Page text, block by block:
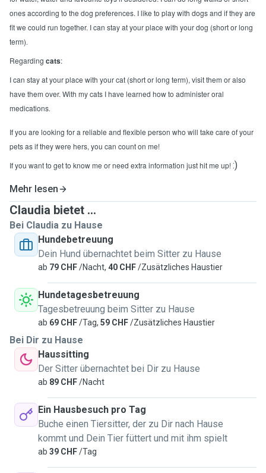
ones according to the dog preferences. I like to play with dogs and if they are
fit we could run together. I can stay at your place with your dog (short or long
term).
Regarding cats:
I can stay at your place with your cat (short or long term), visit them or also
have them over. With my cats I have learned how to administer oral
medications.
If you are looking for a reliable and flexible person who will take care of your
pets as if they were hers, you can count on me!
If you want to get to know me or need extra information just hit me up!:)
Mehr lesen
Claudia bietet ...
Bei Claudia zu Hause
Hundebetreuung
Dein Hund übernachtet beim Sitter zu Hause
ab 79 CHF/Nacht, 40 CHF/Zusätzliches Haustier
Hundetagesbetreuung
Tagesbetreuung beim Sitter zu Hause
ab 69 CHF/Tag, 59 CHF/Zusätzliches Haustier
Bei Dir zu Hause
Haussitting
Der Sitter übernachtet bei Dir zu Hause
ab 89 CHF/Nacht
Ein Hausbesuch pro Tag
Buche einen Tiersitter, der zu Dir nach Hause
kommt und Dein Tier füttert und mit ihm spielt
ab 39 CHF/Tag